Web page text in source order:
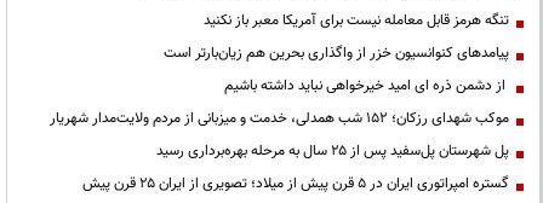
تنگه هرمز قابل معامله نیست برای آمریکا معبر باز نکنید
پیامدهای کنوانسیون خزر از واگذاری بحرین هم زیان‌بارتر است
از دشمن ذره ای امید خیرخواهی نباید داشته باشیم
موکب شهدای رزکان؛ ۱۵۲ شب همدلی، خدمت و میزبانی از مردم ولایت‌مدار شهریار
پل شهرستان پل‌سفید پس از ۲۵ سال به مرحله بهره‌برداری رسید
گستره امپراتوری ایران در ۵ قرن پیش از میلاد؛ تصویری از ایران ۲۵ قرن پیش